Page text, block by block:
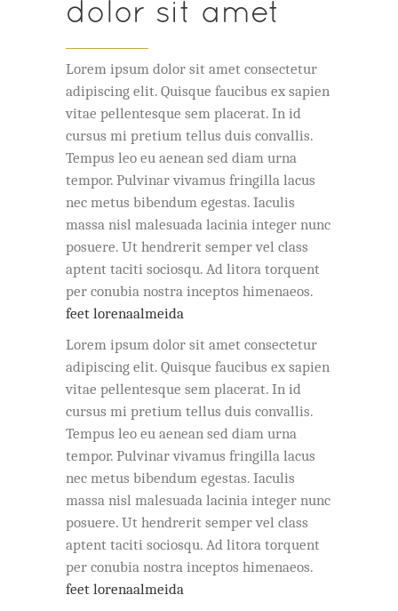
dolor sit amet
Lorem ipsum dolor sit amet consectetur
adipiscing elit. Quisque faucibus ex sapien
vitae pellentesque sem placerat. In id
cursus mi pretium tellus duis convallis.
Tempus leo eu aenean sed diam urna
tempor. Pulvinar vivamus fringilla lacus
nec metus bibendum egestas. Iaculis
massa nisl malesuada lacinia integer nunc
posuere. Ut hendrerit semper vel class
aptent taciti sociosqu. Ad litora torquent
per conubia nostra inceptos himenaeos.
feet lorenaalmeida
Lorem ipsum dolor sit amet consectetur
adipiscing elit. Quisque faucibus ex sapien
vitae pellentesque sem placerat. In id
cursus mi pretium tellus duis convallis.
Tempus leo eu aenean sed diam urna
tempor. Pulvinar vivamus fringilla lacus
nec metus bibendum egestas. Iaculis
massa nisl malesuada lacinia integer nunc
posuere. Ut hendrerit semper vel class
aptent taciti sociosqu. Ad litora torquent
per conubia nostra inceptos himenaeos.
feet lorenaalmeida